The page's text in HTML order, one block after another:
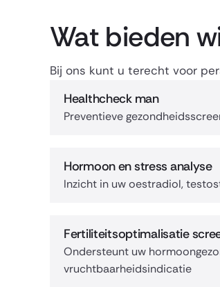
Wat bieden
Bij ons kunt u terecht voor
Healthcheck man
Preventieve
Hormoon en stress analyse
Inzicht in uw oestradiol,
Fertiliteitsoptimalisatie
Ondersteunt uw
vruchtbaarheidsindicatie